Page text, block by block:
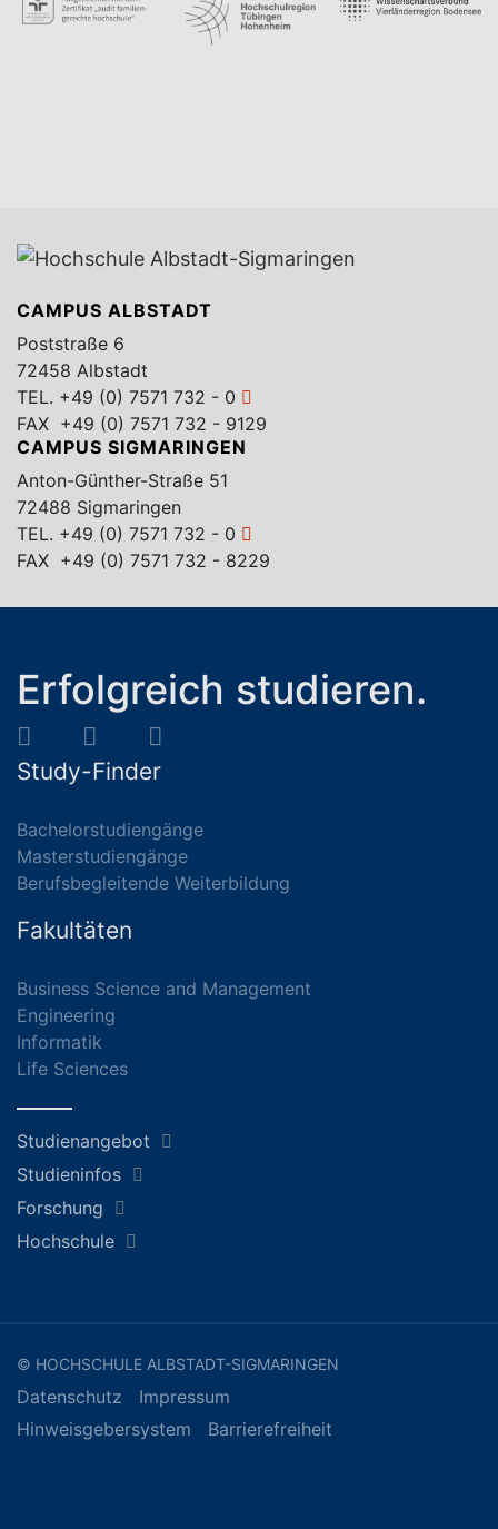
CAMPUS ALBSTADT
Poststraße 6
72458 Albstadt
TEL. +49 (0) 7571 732 - 0
FAX +49 (0) 7571 732 - 9129
CAMPUS SIGMARINGEN
Anton-Günther-Straße 51
72488 Sigmaringen
TEL. +49 (0) 7571 732 - 0
FAX +49 (0) 7571 732 - 8229
Erfolgreich studieren.
Study-Finder
Bachelorstudiengänge
Masterstudiengänge
Berufsbegleitende Weiterbildung
Fakultäten
Business Science and Management
Engineering
Informatik
Life Sciences
Studienangebot
Studieninfos
Forschung
Hochschule
© HOCHSCHULE ALBSTADT-SIGMARINGEN
Datenschutz
Impressum
Hinweisgebersystem
Barrierefreiheit